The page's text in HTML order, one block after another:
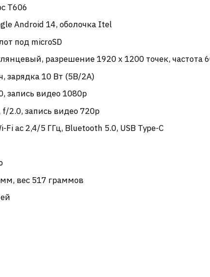
T606
Android 14, оболочка Itel
под microSD
разрешение 1920 x 1200 точек, частота
зарядка 10 Вт (5В/2А)
запись видео 1080р
2.0, запись видео 720р
Fi ac 2,4/5 ГГц, Bluetooth 5.0, USB Type-C
вес 517 граммов